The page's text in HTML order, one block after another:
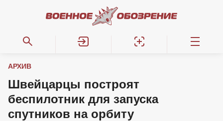
АРХИВ
Швейцарцы построят
беспилотник для запуска
спутников на орбиту